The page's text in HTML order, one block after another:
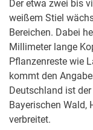
Der etwa zwei bis
weißem Stiel
Bereichen. Dabei
Millimeter lange
Pflanzenreste wie
kommt den
Deutschland ist
Bayerischen Wald,
verbreitet.